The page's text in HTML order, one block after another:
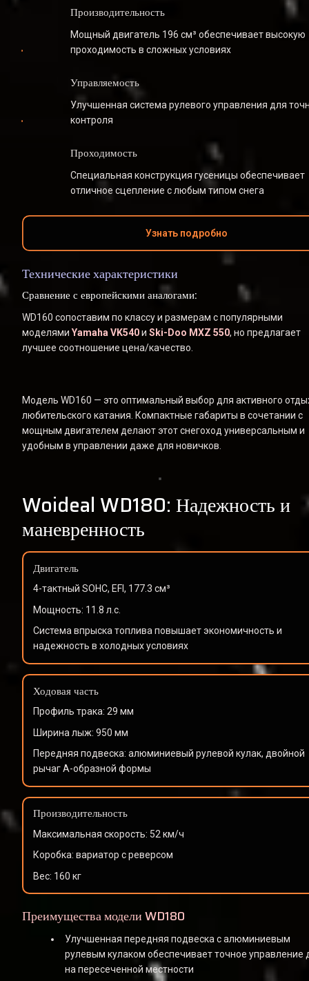
Производительность
Мощный двигатель 196 см³ обеспечивает высокую
проходимость в сложных условиях
Управляемость
Улучшенная система рулевого управления для
контроля
Проходимость
Специальная конструкция гусеницы обеспечивает
отличное сцепление с любым типом снега
Узнать подробно
Технические характеристики
Сравнение с европейскими аналогами:
WD160 сопоставим по классу и размерам с популярными
моделями Yamaha VK540 и Ski-Doo MXZ 550, но предлагает
лучшее соотношение цена/качество.
Модель WD160 — это оптимальный выбор для активного
любительского катания. Компактные габариты в сочетании с
мощным двигателем делают этот снегоход универсальным и
удобным в управлении даже для новичков.
Woideal WD180: Надежность и
маневренность
Двигатель
4-тактный SOHC, EFI, 177.3 см³
Мощность: 11.8 л.с.
Система впрыска топлива повышает экономичность и
надежность в холодных условиях
Ходовая часть
Профиль трака: 29 мм
Ширина лыж: 950 мм
Передняя подвеска: алюминиевый рулевой кулак, двойной
рычаг А-образной формы
Производительность
Максимальная скорость: 52 км/ч
Коробка: вариатор с реверсом
Вес: 160 кг
Преимущества модели WD180
Улучшенная передняя подвеска с алюминиевым
рулевым кулаком обеспечивает точное управление
на пересеченной местности